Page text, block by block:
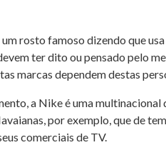
rosto famoso dizendo que
ter dito ou pensado pelo
marcas dependem destas
a Nike é uma
por exemplo, que de
comerciais de TV.